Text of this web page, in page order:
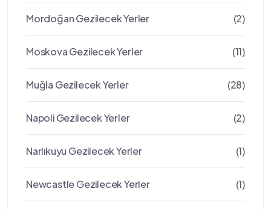
Mordoğan Gezilecek Yerler (2)
Moskova Gezilecek Yerler (11)
Muğla Gezilecek Yerler (28)
Napoli Gezilecek Yerler (2)
Narlıkuyu Gezilecek Yerler (1)
Newcastle Gezilecek Yerler (1)